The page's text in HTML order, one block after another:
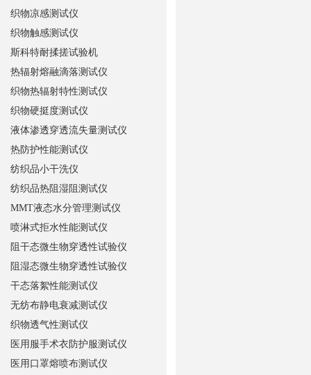
织物凉感测试仪
织物触感测试仪
斯科特耐揉搓试验机
热辐射熔融滴落测试仪
织物热辐射特性测试仪
织物硬挺度测试仪
液体渗透穿透流失量测试仪
热防护性能测试仪
纺织品小干洗仪
纺织品热阻湿阻测试仪
MMT液态水分管理测试仪
喷淋式拒水性能测试仪
阻干态微生物穿透性试验仪
阻湿态微生物穿透性试验仪
干态落絮性能测试仪
无纺布静电衰减测试仪
织物透气性测试仪
医用服手术衣防护服测试仪
医用口罩熔喷布测试仪